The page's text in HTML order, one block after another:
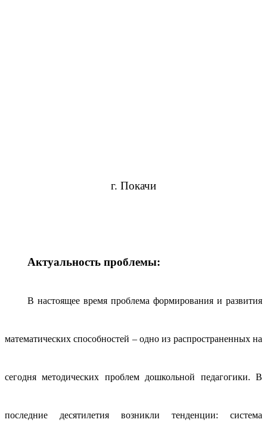
г. Покачи
Актуальность проблемы:
В настоящее время проблема формирования и развития
математических способностей – одно из распространенных на
сегодня методических проблем дошкольной педагогики. В
последние десятилетия возникли тенденции: система